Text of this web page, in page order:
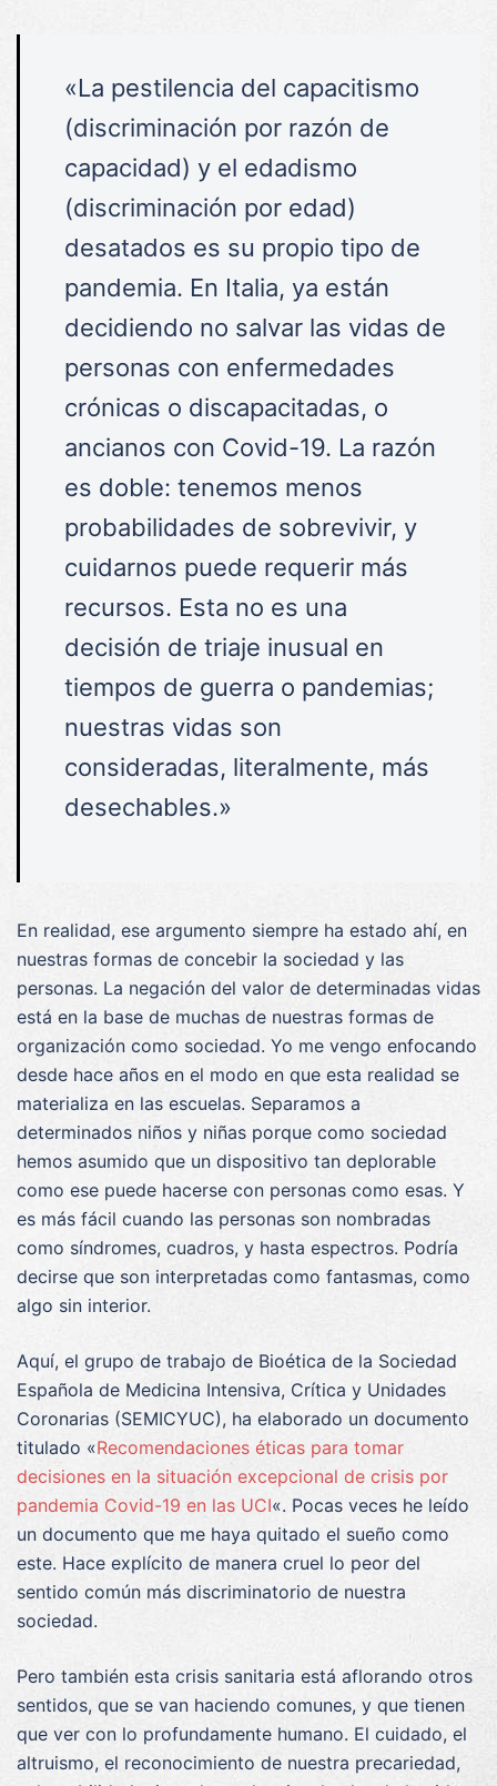
«La pestilencia del capacitismo
(discriminación por razón de
capacidad) y el edadismo
(discriminación por edad)
desatados es su propio tipo de
pandemia. En Italia, ya están
decidiendo no salvar las vidas de
personas con enfermedades
crónicas o discapacitadas, o
ancianos con Covid-19. La razón
es doble: tenemos menos
probabilidades de sobrevivir, y
cuidarnos puede requerir más
recursos. Esta no es una
decisión de triaje inusual en
tiempos de guerra o pandemias;
nuestras vidas son
consideradas, literalmente, más
desechables.»
En realidad, ese argumento siempre ha estado ahí, en
nuestras formas de concebir la sociedad y las
personas. La negación del valor de determinadas vidas
está en la base de muchas de nuestras formas de
organización como sociedad. Yo me vengo enfocando
desde hace años en el modo en que esta realidad se
materializa en las escuelas. Separamos a
determinados niños y niñas porque como sociedad
hemos asumido que un dispositivo tan deplorable
como ese puede hacerse con personas como esas. Y
es más fácil cuando las personas son nombradas
como síndromes, cuadros, y hasta espectros. Podría
decirse que son interpretadas como fantasmas, como
algo sin interior.
Aquí, el grupo de trabajo de Bioética de la Sociedad
Española de Medicina Intensiva, Crítica y Unidades
Coronarias (SEMICYUC), ha elaborado un documento
titulado «Recomendaciones éticas para tomar
decisiones en la situación excepcional de crisis por
pandemia Covid-19 en las UCI«. Pocas veces he leído
un documento que me haya quitado el sueño como
este. Hace explícito de manera cruel lo peor del
sentido común más discriminatorio de nuestra
sociedad.
Pero también esta crisis sanitaria está aflorando otros
sentidos, que se van haciendo comunes, y que tienen
que ver con lo profundamente humano. El cuidado, el
altruismo, el reconocimiento de nuestra precariedad,